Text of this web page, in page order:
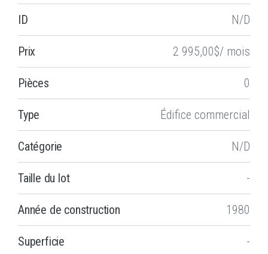
ID N/D
Prix 2 995,00$/ mois
Pièces 0
Type Édifice commercial
Catégorie N/D
Taille du lot -
Année de construction 1980
Superficie -